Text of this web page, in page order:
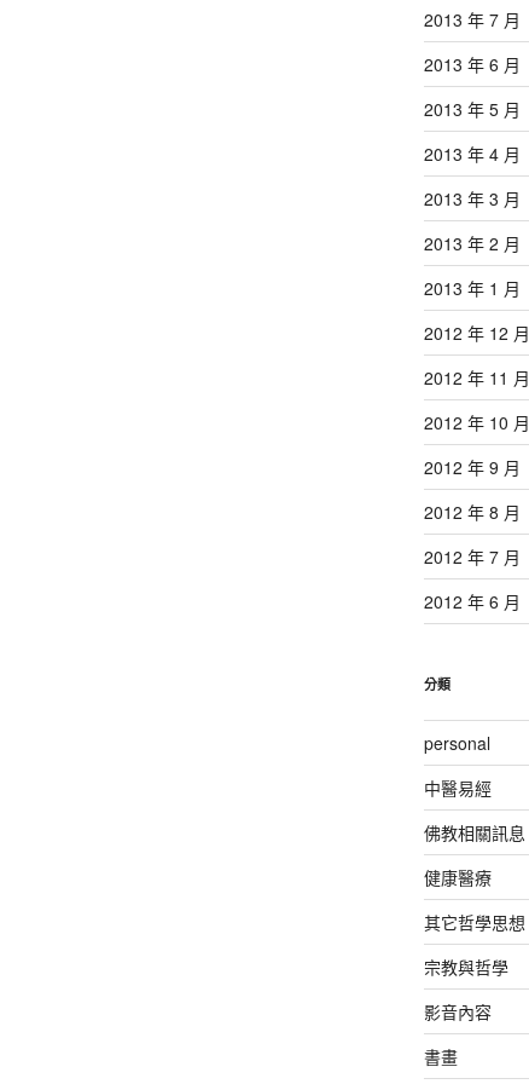
2013 年 7 月
2013 年 6 月
2013 年 5 月
2013 年 4 月
2013 年 3 月
2013 年 2 月
2013 年 1 月
2012 年 12 月
2012 年 11 月
2012 年 10 月
2012 年 9 月
2012 年 8 月
2012 年 7 月
2012 年 6 月
分類
personal
中醫易經
佛教相關訊息
健康醫療
其它哲學思想
宗教與哲學
影音內容
書畫